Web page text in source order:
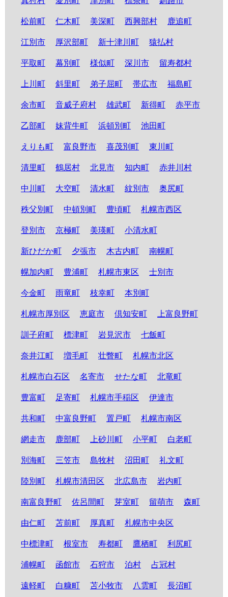
松前町 仁木町 美深町 西興部村 鹿追町
江別市 厚沢部町 新十津川町 猿払村
平取町 幕別町 様似町 深川市 留寿都村
上川町 斜里町 弟子屈町 帯広市 福島町
余市町 音威子府村 雄武町 新得町 赤平市
乙部町 妹背牛町 浜頓別町 池田町
えりも町 富良野市 喜茂別町 東川町
清里町 鶴居村 北見市 知内町 赤井川村
中川町 大空町 清水町 紋別市 奥尻町
秩父別町 中頓別町 豊頃町 札幌市西区
登別市 京極町 美瑛町 小清水町
新ひだか町 夕張市 木古内町 南幌町
幌加内町 豊浦町 札幌市東区 士別市
今金町 雨竜町 枝幸町 本別町
札幌市厚別区 恵庭市 倶知安町 上富良野町
訓子府町 標津町 岩見沢市 七飯町
奈井江町 増毛町 壮瞥町 札幌市北区
札幌市白石区 名寄市 せたな町 北竜町
豊富町 足寄町 札幌市手稲区 伊達市
共和町 中富良野町 置戸町 札幌市南区
網走市 鹿部町 上砂川町 小平町 白老町
別海町 三笠市 島牧村 沼田町 礼文町
陸別町 札幌市清田区 北広島市 岩内町
南富良野町 佐呂間町 芽室町 留萌市 森町
由仁町 苫前町 厚真町 札幌市中央区
中標津町 根室市 寿都町 鷹栖町 利尻町
浦幌町 函館市 石狩市 泊村 占冠村
遠軽町 白糠町 苫小牧市 八雲町 長沼町